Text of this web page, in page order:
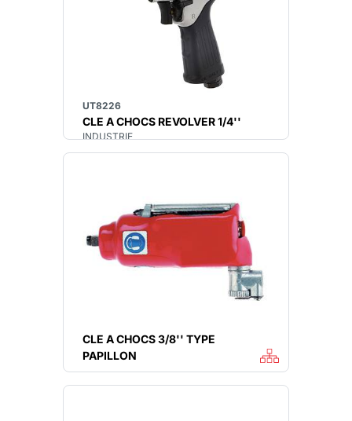
UT8226
CLE A CHOCS REVOLVER 1/4''
INDUSTRIE
CLE A CHOCS 3/8'' TYPE
PAPILLON